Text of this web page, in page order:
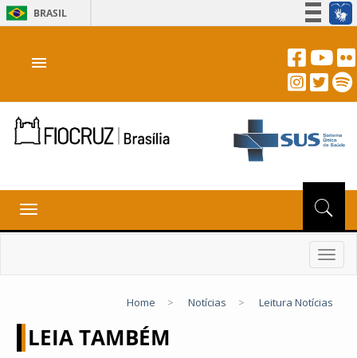
BRASIL
Acesso à informação
Canais
menu
Toggle
navigation
Home > Notícias > Leitura Notícias
LEIA TAMBÉM